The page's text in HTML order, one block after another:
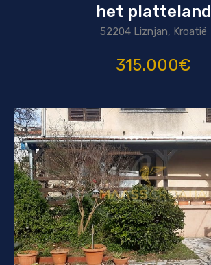
het platteland
52204 Liznjan, Kroatië
315.000€